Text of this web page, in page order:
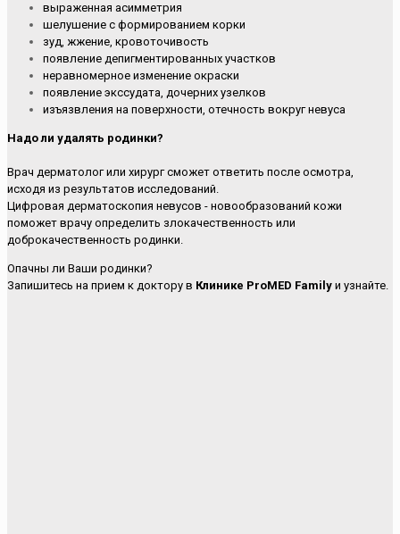
выраженная асимметрия
шелушение с формированием корки
зуд, жжение, кровоточивость
появление депигментированных участков
неравномерное изменение окраски
появление экссудата, дочерних узелков
изъязвления на поверхности, отечность вокруг невуса
Надо ли удалять родинки?
Врач дерматолог или хирург сможет ответить после осмотра,
исходя из результатов исследований.
Цифровая дерматоскопия невусов - новообразований кожи
поможет врачу определить злокачественность или
доброкачественность родинки.
Опачны ли Ваши родинки?
Запишитесь на прием к доктору в Клинике ProMED Family и узнайте.